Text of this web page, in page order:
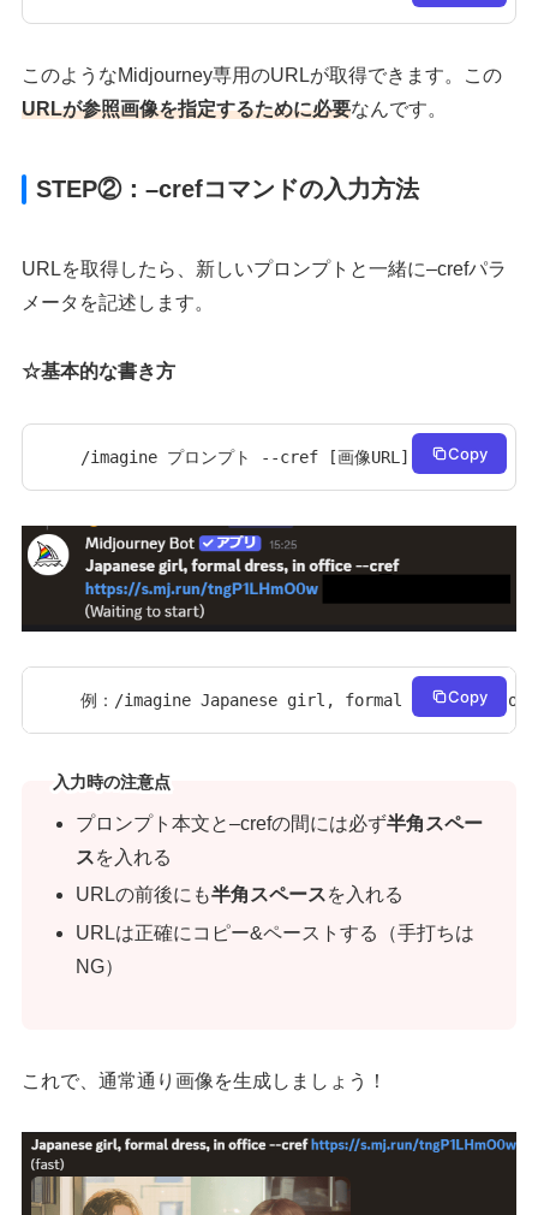
このようなMidjourney専用のURLが取得できます。この
URLが参照画像を指定するために必要なんです。
STEP②：–crefコマンドの入力方法
URLを取得したら、新しいプロンプトと一緒に–crefパラ
メータを記述します。
☆基本的な書き方
/imagine プロンプト --cref [画像URL] Copy
例：/imagine Japanese girl, formal dress, in
Copy
入力時の注意点
プロンプト本文と–crefの間には必ず半角スペー
スを入れる
URLの前後にも半角スペースを入れる
URLは正確にコピー&ペーストする（手打ちは
NG）
これで、通常通り画像を生成しましょう！